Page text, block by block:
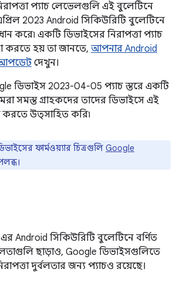
প্যাচ লেভেলগুলি এই বুলেটিনে
2023 Android সিকিউরিটি বুলেটিনে
করে৷ একটি ডিভাইসের নিরাপত্তা প্যাচ
করতে হয় তা জানতে, আপনার Android
আপডেটদেখুন।
ডিভাইস 2023-04-05 প্যাচ স্তরে একটি
সমস্ত গ্রাহকদের তাদের ডিভাইসে এই
উত্সাহিত করি৷
ফার্মওয়্যার চিত্রগুলি Google
Android সিকিউরিটি বুলেটিনে বর্ণিত
ছাড়াও, Google ডিভাইসগুলিতে
দুর্বলতার জন্য প্যাচও রয়েছে।